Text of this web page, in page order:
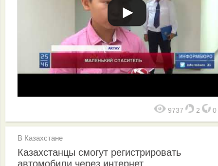
9737 2 0
В Казахстане
Казахстанцы смогут регистрировать
автомобили через интернет